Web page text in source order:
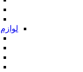
مداد رنگی
ماژیک رنگ
لوازم کاربردی
ساعت
تخته وایت
تبلت
تخته شاسی